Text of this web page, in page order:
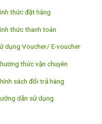
thức đặt hàng
thức thanh toán
dụng Voucher/ E-voucher
thức vận chuyên
sách đổi trả hàng
dẫn sử dụng